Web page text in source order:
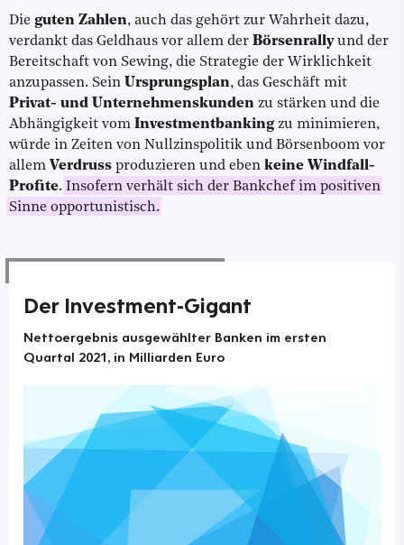
Die guten Zahlen, auch das gehört zur Wahrheit dazu,
verdankt das Geldhaus vor allem der Börsenrallyund der
Bereitschaft von Sewing, die Strategie der Wirklichkeit
anzupassen. Sein Ursprungsplan, das Geschäft mit
Privat- und Unternehmenskunden zu stärken und die
Abhängigkeit vom Investmentbankingzu minimieren,
würde in Zeiten von Nullzinspolitik und Börsenboom vor
allem Verdruss produzieren und eben keine Windfall-
Profite. Insofern verhält sich der Bankchef im positiven
Sinne opportunistisch.
Der Investment-Gigant
Nettoergebnis ausgewählter Banken im ersten
Quartal 2021, in Milliarden Euro